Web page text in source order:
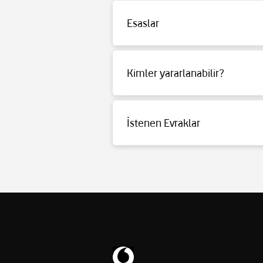
Esaslar
Detaylı bilgi içintıklayınız.
Kimler yararlanabilir?
Detaylı bilgi içintıklayınız.
İstenen Evraklar
Detaylı bilgi içintıklayınız.